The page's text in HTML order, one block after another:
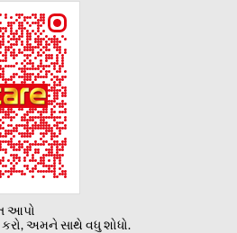
આપો
અમને સાથે વધુ શોધો.